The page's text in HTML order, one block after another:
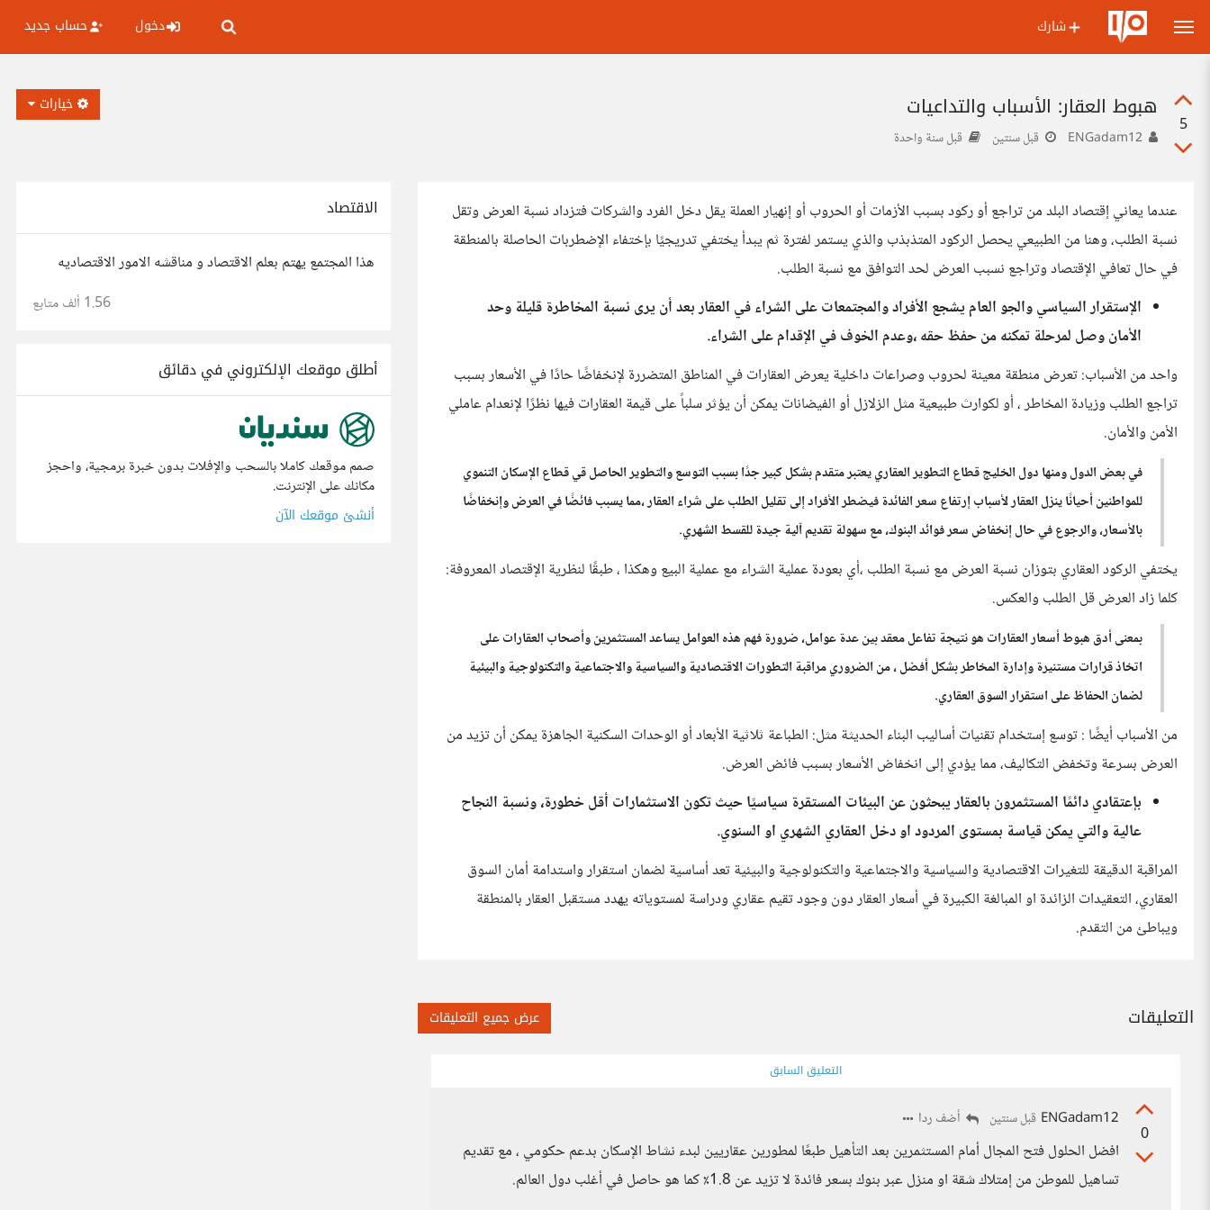
شارك دخول حساب جديد
5
هبوط العقار: الأسباب والتداعيات
قبل سنتين قبل سنة واحدة
خيارات
عندما يعاني إقتصاد البلد من تراجع أو ركود بسبب الأزمات أو الحروب أو إنهيار العملة يقل دخل الفرد والشركات فتزداد نسبة العرض وتقل
نسبة الطلب، وهنا من الطبيعي يحصل الركود المتذبذب والذي يستمر لفترة ثم يبدأ يختفي تدريجيًا بإختفاء الإضطربات الحاصلة بالمنطقة
في حال تعافي الإقتصاد وتراجع نسبب العرض لحد التوافق مع نسبة الطلب.
الإستقرار السياسي والجو العام يشجع الأفراد والمجتمعات على الشراء في العقار بعد أن يرى نسبة المخاطرة قليلة وحد
الأمان وصل لمرحلة تمكنه من حفظ حقه ،وعدم الخوف في الإقدام على الشراء.
واحد من الأسباب: تعرض منطقة معينة لحروب وصراعات داخلية يعرض العقارات في المناطق المتضررة لإنخفاضًا حادًا في الأسعار بسبب
تراجع الطلب وزيادة المخاطر ، أو لكوارث طبيعية مثل الزلازل أو الفيضانات يمكن أن يؤثر سلباً على قيمة العقارات فيها نظرًا لإنعدام عاملي
الأمن والأمان.
في بعض الدول ومنها دول الخليج قطاع التطوير العقاري يعتبر متقدم بشكل كبير جدًا بسبب التوسع والتطوير الحاصل قي قطاع الإسكان التنموي
للمواطنين أحيانًا ينزل العقار لأسباب إرتفاع سعر الفائدة فيضطر الأفراد إلى تقليل الطلب على شراء العقار ،مما يسبب فائضًا في العرض وإنخفاضًا
بالأسعار، والرجوع في حال إنخفاض سعر فوائد البنوك، مع سهولة تقديم آلية جيدة للقسط الشهري.
يختفي الركود العقاري بتوزان نسبة العرض مع نسبة الطلب ،أي بعودة عملية الشراء مع عملية البيع وهكذا ، طبقًا لنظرية الإقتصاد المعروفة:
كلما زاد العرض قل الطلب والعكس.
بمعنى أدق هبوط أسعار العقارات هو نتيجة تفاعل معقد بين عدة عوامل، ضرورة فهم هذه العوامل يساعد المستثمرين وأصحاب العقارات على
اتخاذ قرارات مستنيرة وإدارة المخاطر بشكل أفضل ، من الضروري مراقبة التطورات الاقتصادية والسياسية والاجتماعية والتكنولوجية والبيئية
لضمان الحفاظ على استقرار السوق العقاري.
من الأسباب أيضًا : توسع إستخدام تقنيات أساليب البناء الحديثة مثل: الطباعة ثلاثية الأبعاد أو الوحدات السكنية الجاهزة يمكن أن تزيد من
العرض بسرعة وتخفض التكاليف، مما يؤدي إلى انخفاض الأسعار بسبب فائض العرض.
بإعتقادي دائمًا المستثمرون بالعقار يبحثون عن البيئات المستقرة سياسيًا حيث تكون الاستثمارات أقل خطورة، ونسبة النجاح
عالية والتي يمكن قياسة بمستوى المردود او دخل العقاري الشهري او السنوي.
المراقبة الدقيقة للتغيرات الاقتصادية والسياسية والاجتماعية والتكنولوجية والبيئية تعد أساسية لضمان استقرار واستدامة أمان السوق
العقاري، التعقيدات الزائدة او المبالغة الكبيرة في أسعار العقار دون وجود تقيم عقاري ودراسة لمستوياته يهدد مستقبل العقار بالمنطقة
ويباطئ من التقدم.
التعليقات عرض جميع التعليقات
التعليق السابق
0
ENGadam12 قبل سنتين أضف ردا
افضل الحلول فتح المجال أمام المستثمرين بعد التأهيل طبعًا لمطورين عقاريين لبدء نشاط الإسكان بدعم حكومي ، مع تقديم
تساهيل للموطن من إمتلاك شقة او منزل عبر بنوك بسعر فائدة لا تزيد عن 1.8٪ كما هو حاصل في أغلب دول العالم.
الاقتصاد
هذا المجتمع يهتم بعلم الاقتصاد و مناقشه الامور الاقتصاديه
1.56 ألف متابع
أطلق موقعك الإلكتروني في دقائق
صمم موقعك كاملا بالسحب والإفلات بدون خبرة برمجية، واحجز
مكانك على الإنترنت.
أنشئ موقعك الآن